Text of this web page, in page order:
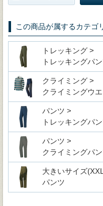
この商品が属するカテゴ
トレッキング >
トレッキングパ
クライミング >
クライミングウ
パンツ >
トレッキングパ
パンツ >
クライミングパ
大きいサイズ
パンツ